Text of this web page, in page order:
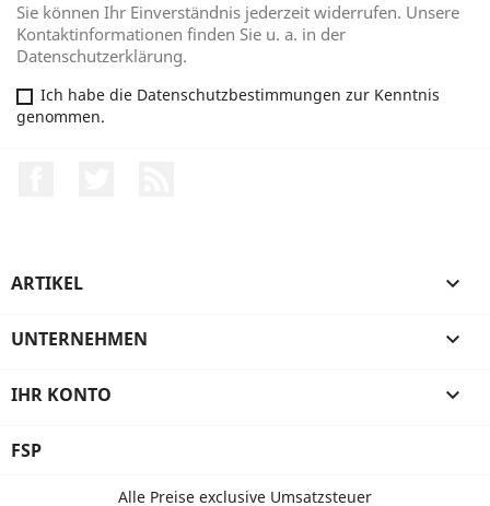
Sie können Ihr Einverständnis jederzeit widerrufen. Unsere
Kontaktinformationen finden Sie u. a. in der
Datenschutzerklärung.
Ich habe die Datenschutzbestimmungen zur Kenntnis
genommen.
ARTIKEL 
UNTERNEHMEN 
IHR KONTO 
FSP
Alle Preise exclusive Umsatzsteuer